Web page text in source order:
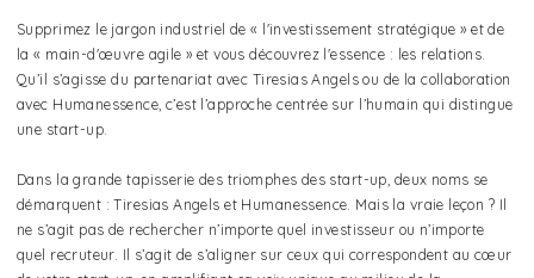
Supprimez le jargon industriel de « l'investissement stratégique » et de
la « main-d'œuvre agile » et vous découvrez l'essence : les relations.
Qu’il s’agisse du partenariat avec Tiresias Angels ou de la collaboration
avec Humanessence, c’est l’approche centrée sur l’humain qui distingue
une start-up.
Dans la grande tapisserie des triomphes des start-up, deux noms se
démarquent : Tiresias Angels et Humanessence. Mais la vraie leçon ? Il
ne s’agit pas de rechercher n’importe quel investisseur ou n’importe
quel recruteur. Il s’agit de s’aligner sur ceux qui correspondent au cœur